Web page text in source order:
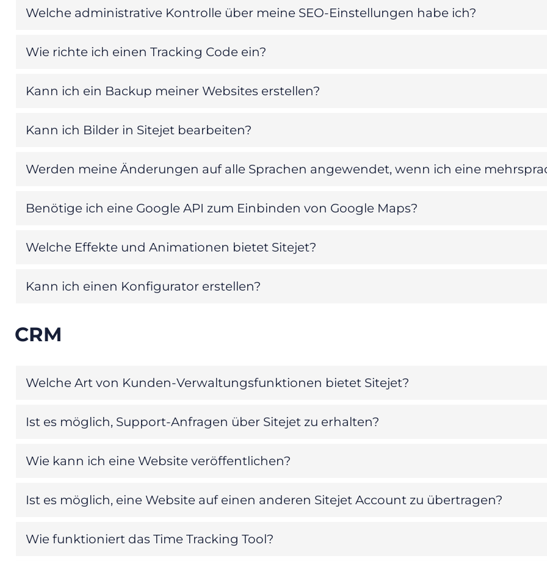
Welche administrative Kontrolle über meine SEO-Einstellungen habe ich?
Wie richte ich einen Tracking Code ein?
Kann ich ein Backup meiner Websites erstellen?
Kann ich Bilder in Sitejet bearbeiten?
Werden meine Änderungen auf alle Sprachen angewendet, wenn ich eine
Benötige ich eine Google API zum Einbinden von Google Maps?
Welche Effekte und Animationen bietet Sitejet?
Kann ich einen Konfigurator erstellen?
CRM
Welche Art von Kunden-Verwaltungsfunktionen bietet Sitejet?
Ist es möglich, Support-Anfragen über Sitejet zu erhalten?
Wie kann ich eine Website veröffentlichen?
Ist es möglich, eine Website auf einen anderen Sitejet Account zu übertragen?
Wie funktioniert das Time Tracking Tool?